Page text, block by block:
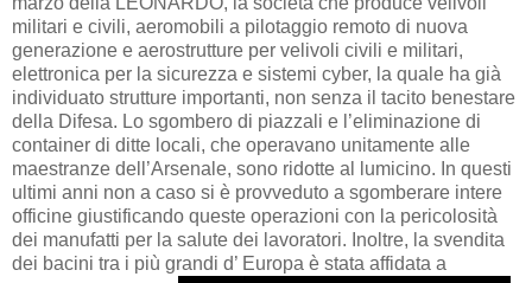
militari e civili, aeromobili a pilotaggio remoto di nuova
generazione e aerostrutture per velivoli civili e militari,
elettronica per la sicurezza e sistemi cyber, la quale ha già
individuato strutture importanti, non senza il tacito benestare
della Difesa. Lo sgombero di piazzali e l’eliminazione di
container di ditte locali, che operavano unitamente alle
maestranze dell’Arsenale, sono ridotte al lumicino. In questi
ultimi anni non a caso si è provveduto a sgomberare intere
officine giustificando queste operazioni con la pericolosità
dei manufatti per la salute dei lavoratori. Inoltre, la svendita
dei bacini tra i più grandi d’ Europa è stata affidata a